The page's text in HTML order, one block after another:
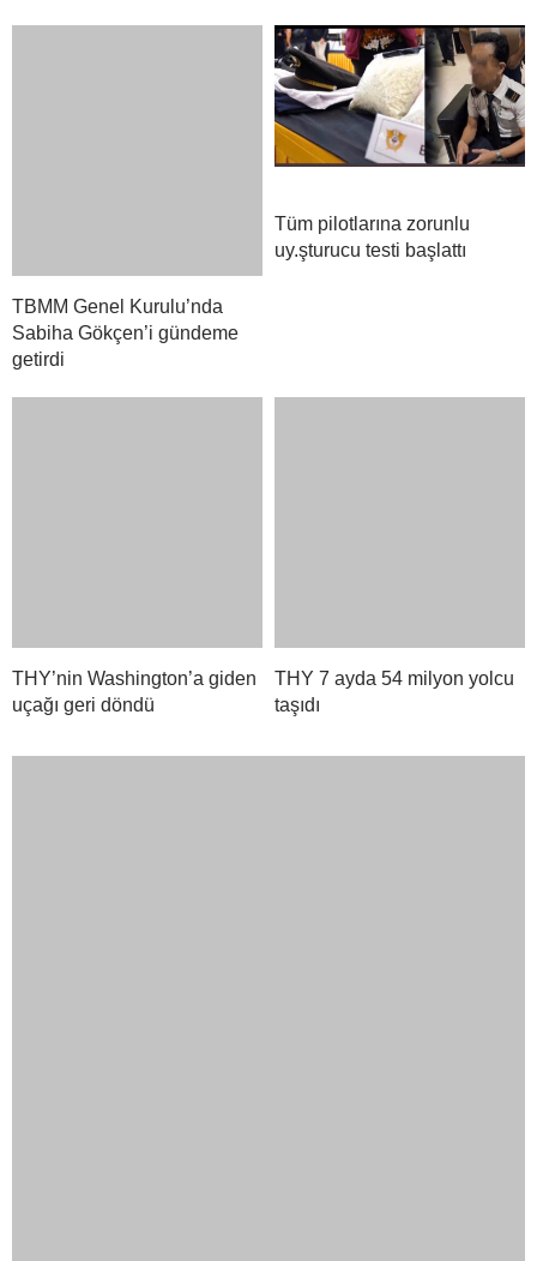
TBMM Genel Kurulu’nda
Sabiha Gökçen’i gündeme
getirdi
Tüm pilotlarına zorunlu
uy.şturucu testi başlattı
THY’nin Washington’a giden
uçağı geri döndü
THY 7 ayda 54 milyon yolcu
taşıdı